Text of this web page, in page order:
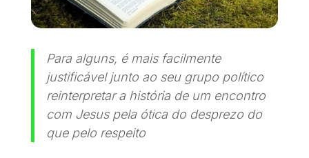
Para alguns, é mais facilmente
justificável junto ao seu grupo político
reinterpretar a história de um encontro
com Jesus pela ótica do desprezo do
que pelo respeito